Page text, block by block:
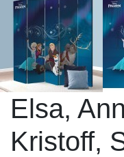
Elsa,
Kristoff,